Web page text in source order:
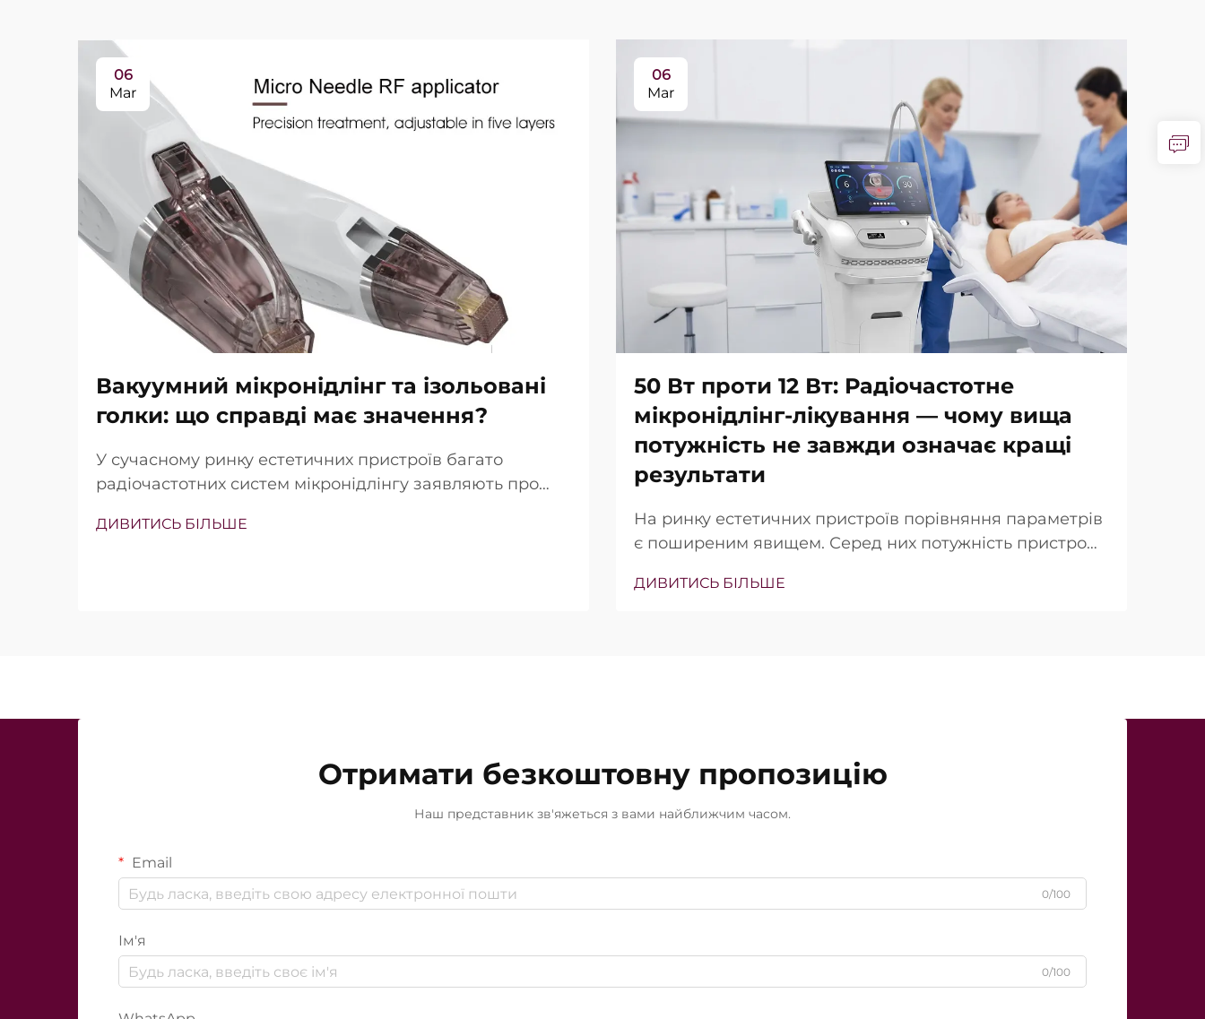
06
Mar
Вакуумний мікронідлінг та ізольовані
голки: що справді має значення?
У сучасному ринку естетичних пристроїв багато
радіочастотних систем мікронідлінгу заявляють про
Проте справжнє питання полягає не просто в тому, чи
ДИВИТИСЬ БІЛЬШЕ
06
Mar
50 Вт проти 12 Вт: Радіочастотне
мікронідлінг-лікування — чому вища
потужність не завжди означає кращі
результати
На ринку естетичних пристроїв порівняння параметрів
є поширеним явищем. Серед них потужність пристрою
продажу. Однак з клінічної точки зору реальність дещо
ДИВИТИСЬ БІЛЬШЕ
Отримати безкоштовну пропозицію
Наш представник зв'яжеться з вами найближчим часом.
Email
0/100
Ім'я
0/100